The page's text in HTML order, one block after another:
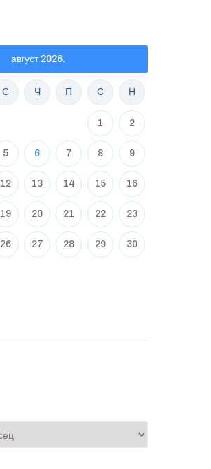
август 2026.
С Ч П С Н
1 2
5 6 7 8 9
12 13 14 15 16
19 20 21 22 23
26 27 28 29 30